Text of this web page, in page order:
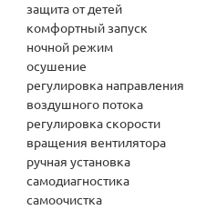
защита от детей
комфортный запуск
ночной режим
осушение
регулировка направления
воздушного потока
регулировка скорости
вращения вентилятора
ручная установка
самодиагностика
самоочистка